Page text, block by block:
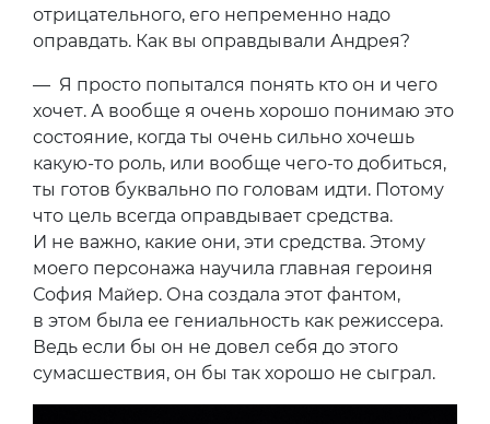
отрицательного, его непременно надо
оправдать. Как вы оправдывали Андрея?
— Я просто попытался понять кто он и чего
хочет. А вообще я очень хорошо понимаю это
состояние, когда ты очень сильно хочешь
какую-то роль, или вообще чего-то добиться,
ты готов буквально по головам идти. Потому
что цель всегда оправдывает средства.
И не важно, какие они, эти средства. Этому
моего персонажа научила главная героиня
София Майер. Она создала этот фантом,
в этом была ее гениальность как режиссера.
Ведь если бы он не довел себя до этого
сумасшествия, он бы так хорошо не сыграл.